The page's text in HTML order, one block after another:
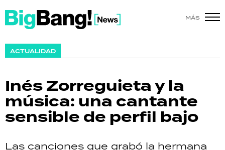
MÁS
ACTUALIDAD
Inés Zorreguieta y la
música: una cantante
sensible de perfil bajo
Las canciones que grabó la hermana
SHOW
ACTUALIDAD
POLICIALES
ECONOMÍA